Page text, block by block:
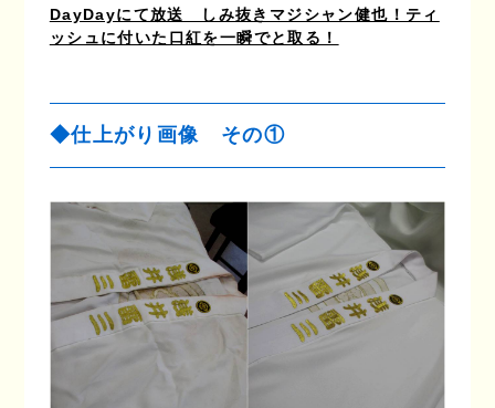
DayDayにて放送 しみ抜きマジシャン健也！ティ
ッシュに付いた口紅を一瞬でと取る！
◆仕上がり画像 その①